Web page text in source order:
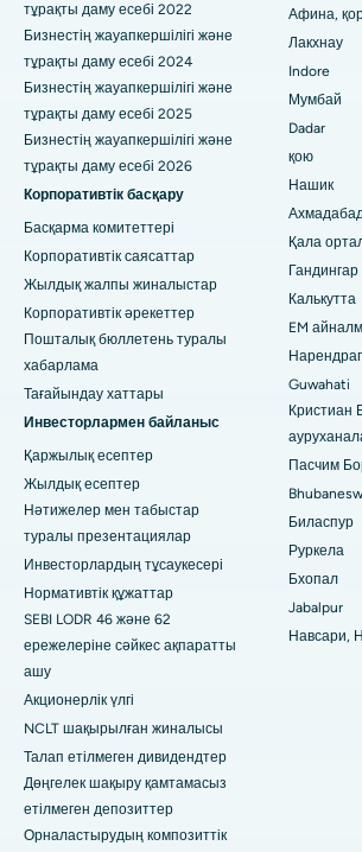
Белапур, Нави Мумбайдағы ең үздік
Панчаватидегі, Нашиктегі ең үздік
Хайдарабадтағы, Секундерабадтағы ең
Сешадрипурамдағы ең жақсы аурухана,
Уолтаир Мейн Роудтағы,
аурухана
Субхаш Нагар жолындағы ең жақсы
Манагаридегі ең жақсы аурухана,
Арепаллидегі, Варангалдағы ең жақсы
Бхопалдағы Арера колониясындағы ең
Джайнагардағы ең жақсы аурухана,
Мадурайдағы, КК Нагардағы ең жақсы
Рамджи Нагардағы ең жақсы аурухана,
19-сектордағы ең жақсы аурухана,
Пунадағы Сваргейттегі ең үздік аурухана
Оңтүстік Делидегі ең үздік әйелдер
ауруханасы
тұрақты даму есебі 2022
Бизнестің жауапкершілігі және
тұрақты даму есебі 2024
Бизнестің жауапкершілігі және
тұрақты даму есебі 2025
Бизнестің жауапкершілігі және
тұрақты даму есебі 2026
Корпоративтік басқару
Басқарма комитеттері
Корпоративтік саясаттар
Жылдық жалпы жиналыстар
Корпоративтік әрекеттер
Пошталық бюллетень туралы
хабарлама
Тағайындау хаттары
Инвесторлармен байланыс
Қаржылық есептер
Жылдық есептер
Нәтижелер мен табыстар
туралы презентациялар
Инвесторлардың тұсаукесері
Нормативтік құжаттар
SEBI LODR 46 және 62
ережелеріне сәйкес ақпаратты
ашу
Акционерлік үлгі
NCLT шақырылған жиналысы
Талап етілмеген дивидендтер
Дөңгелек шақыру қамтамасыз
етілмеген депозиттер
Орналастырудың композиттік
Афина,
Лакхнау
Indore
Мумбай
Dadar
қою
Нашик
Қала
Гандингар
Калькутта
EM
Guwahati
Кристиан
Пасчим
Биласпур
Руркела
Бхопал
Jabalpur
Навсари,